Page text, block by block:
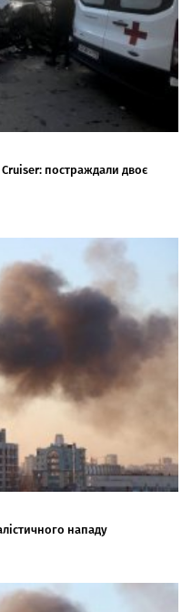
постраждали двоє
нападу